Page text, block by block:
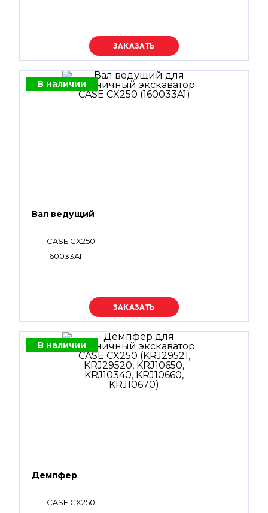
Уточняйте цену
В наличии
Вал ведущий
CASE CX250
160033A1
Уточняйте цену
В наличии
Демпфер
CASE CX250